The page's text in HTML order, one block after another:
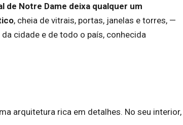
de Notre Dame deixa qualquer um
, cheia de vitrais, portas, janelas e torres, —
cidade e de todo o país, conhecida
arquitetura rica em detalhes. No seu interior,